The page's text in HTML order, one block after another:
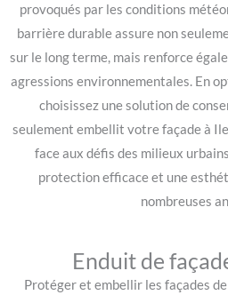
provoqués par les conditions
barrière durable assure non
sur le long terme, mais renforce
agressions environnementales. En
choisissez une solution de
seulement embellit votre façade à
face aux défis des milieux
protection efficace et une
nombreuses
Enduit de
Protéger et embellir les façades